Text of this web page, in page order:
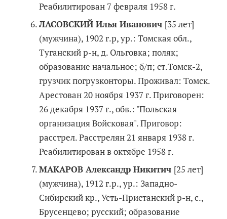
Реабилитирован 7 февраля 1958 г.
ЛАСОВСКИЙ Илья Иванович [35 лет]
(мужчина), 1902 г.р, ур.: Томская обл.,
Туганский р-н, д. Ольговка; поляк;
образование начальное; б/п; ст.Томск-2,
грузчик погрузконторы. Проживал: Томск.
Арестован 20 ноября 1937 г. Приговорен:
26 декабря 1937 г., обв.: "Польская
организация Войсковая". Приговор:
расстрел. Расстрелян 21 января 1938 г.
Реабилитирован в октябре 1958 г.
МАКАРОВ Александр Никитич [25 лет]
(мужчина), 1912 г.р., ур.: Западно-
Сибирский кр., Усть-Пристанский р-н, с.,
Брусенцево; русский; образование